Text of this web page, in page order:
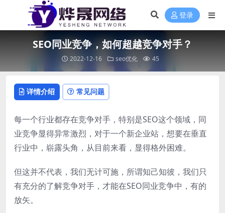
登录
SEO同业竞争，如何超越竞争对手？
2022-12-16 seo优化 45
详情介绍 常见问题
每一个行业都存在竞争对手，特别是SEO这个领域，同
业竞争显得异常激烈，对于一个新企业站，想要在垂直
行业中，崭露头角，从目前来看，显得格外困难。
但这并不代表，我们无计可施，所谓知己知彼，我们只
有充分的了解竞争对手，才能在SEO同业竞争中，有的
放矢。